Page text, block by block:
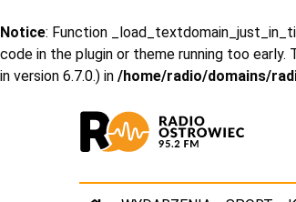
Notice: Function
code in the plugin or theme running too
in version 6.7.0.) in /home/radio/domains/